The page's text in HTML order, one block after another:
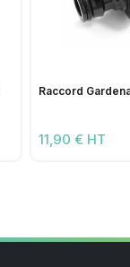
Raccord
11,90 € HT